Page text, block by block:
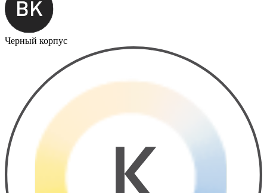
Черный корпус